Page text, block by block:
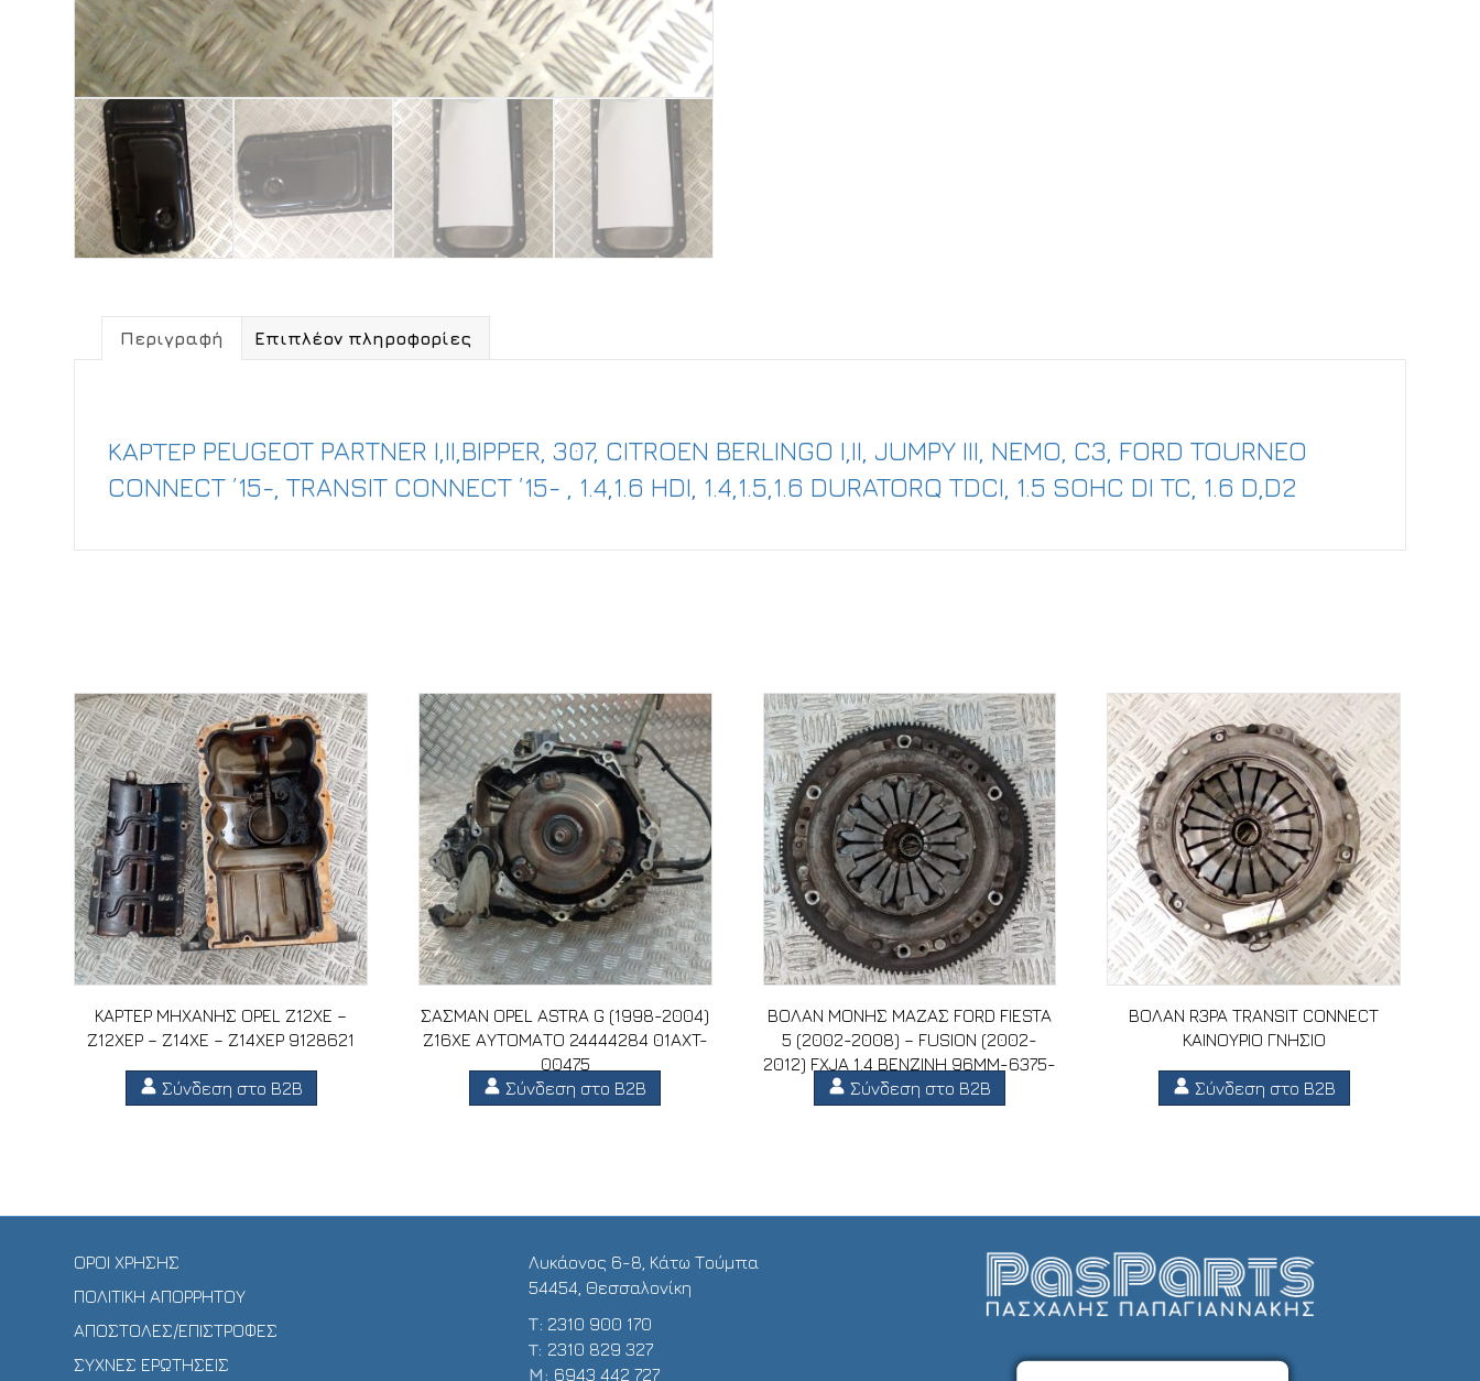
Περιγραφή Επιπλέον πληροφορίες
ΚΑΡΤΕΡ PEUGEOT PARTNER I,II,BIPPER, 307, CITROEN BERLINGO I,II, JUMPY III, NEMO, C3, FORD TOURNEO
CONNECT ’15-, TRANSIT CONNECT ’15- , 1.4,1.6 HDI, 1.4,1.5,1.6 DURATORQ TDCI, 1.5 SOHC DI TC, 1.6 D,D2
ΚΑΡΤΕΡ ΜΗΧΑΝΗΣ OPEL Z12XE –
Z12XEP – Z14XE – Z14XEP 9128621
Σύνδεση στο B2B
ΣΑΣΜΑΝ OPEL ASTRA G (1998-2004)
Z16XE ΑΥΤΟΜΑΤΟ 24444284 01AXT-
00475
Σύνδεση στο B2B
ΒΟΛΑΝ ΜΟΝΗΣ ΜΑΖΑΣ FORD FIESTA
5 (2002-2008) – FUSION (2002-
2012) FXJA 1.4 ΒΕΝΖΙΝΗ 96MM-6375-
AH
Σύνδεση στο B2B
ΒΟΛΑΝ R3PA TRANSIT CONNECT
ΚΑΙΝΟΥΡΙΟ ΓΝΗΣΙΟ
Σύνδεση στο B2B
ΟΡΟΙ ΧΡΗΣΗΣ
ΠΟΛΙΤΙΚΗ ΑΠΟΡΡΗΤΟΥ
ΑΠΟΣΤΟΛΕΣ/ΕΠΙΣΤΡΟΦΕΣ
ΣΥΧΝΕΣ ΕΡΩΤΗΣΕΙΣ
Λυκάονος 6-8, Κάτω Τούμπα
54454, Θεσσαλονίκη
Τ: 2310 900 170
T: 2310 829 327
Μ: 6943 442 727